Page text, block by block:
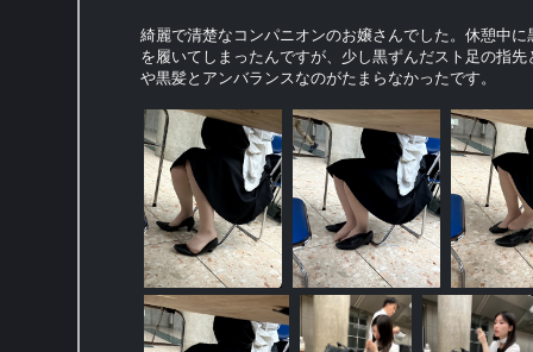
綺麗で清楚なコンパニオンのお嬢さんでした。休憩中
を履いてしまったんですが、少し黒ずんだスト足の指
や黒髪とアンバランスなのがたまらなかったです。